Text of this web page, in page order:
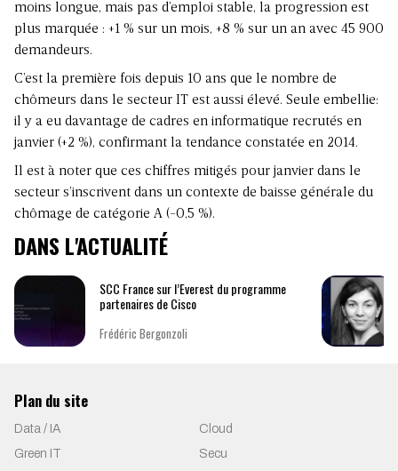
moins longue, mais pas d’emploi stable, la progression est
plus marquée : +1 % sur un mois, +8 % sur un an avec 45 900
demandeurs.
C’est la première fois depuis 10 ans que le nombre de
chômeurs dans le secteur IT est aussi élevé. Seule embellie:
il y a eu davantage de cadres en informatique recrutés en
janvier (+2 %), confirmant la tendance constatée en 2014.
Il est à noter que ces chiffres mitigés pour janvier dans le
secteur s’inscrivent dans un contexte de baisse générale du
chômage de catégorie A (-0,5 %).
DANS L'ACTUALITÉ
SCC France sur l’Everest du programme
partenaires de Cisco
Frédéric Bergonzoli
Plan du site
Data / IA
Cloud
Green IT
Secu